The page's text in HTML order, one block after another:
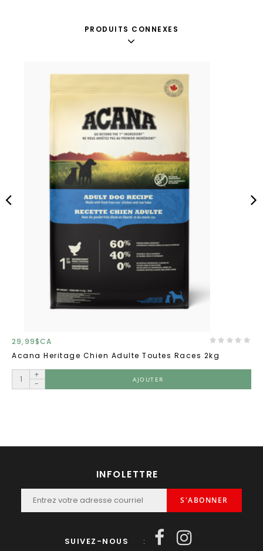
PRODUITS CONNEXES
29,99$CA
Acana Heritage Chien Adulte Toutes Races 2kg
+
-
AJOUTER
INFOLETTRE
S'ABONNER
SUIVEZ-NOUS :